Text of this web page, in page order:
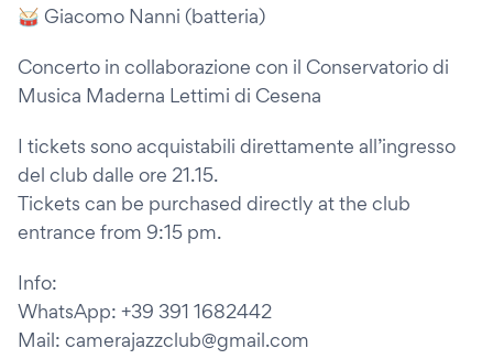
🥁 Giacomo Nanni (batteria)
Concerto in collaborazione con il Conservatorio di
Musica Maderna Lettimi di Cesena
I tickets sono acquistabili direttamente all’ingresso
del club dalle ore 21.15.
Tickets can be purchased directly at the club
entrance from 9:15 pm.
Info:
WhatsApp: +39 391 1682442
Mail: camerajazzclub@gmail.com